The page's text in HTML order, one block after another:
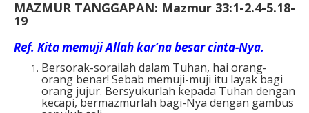
MAZMUR TANGGAPAN: Mazmur 33:1-2.4-5.18-
19
Ref. Kita memuji Allah kar’na besar cinta-Nya.
Bersorak-sorailah dalam Tuhan, hai orang-
orang benar! Sebab memuji-muji itu layak bagi
orang jujur. Bersyukurlah kepada Tuhan dengan
kecapi, bermazmurlah bagi-Nya dengan gambus